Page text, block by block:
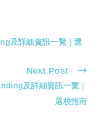
及詳細資訊一覽｜選
Next Post
及詳細資訊一覽｜
選校指南